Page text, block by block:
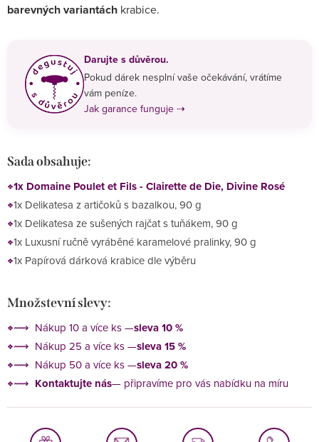
barevných variantách krabice.
Darujte s důvěrou.
Pokud dárek nesplní vaše očekávání, vrátíme
vám peníze.
Jak garance funguje ⇢
Sada obsahuje:
1x Domaine Poulet et Fils - Clairette de Die, Divine Rosé
1x Delikatesa z artičoků s bazalkou, 90 g
1x Delikatesa ze sušených rajčat s tuňákem, 90 g
1x Luxusní ručně vyráběné karamelové pralinky, 90 g
1x Papírová dárková krabice dle výběru
Množstevní slevy:
⟿ Nákup 10 a více ks —sleva 10 %
⟿ Nákup 25 a více ks —sleva 15 %
⟿ Nákup 50 a více ks —sleva 20 %
⟿ Kontaktujte nás— připravíme pro vás nabídku na míru